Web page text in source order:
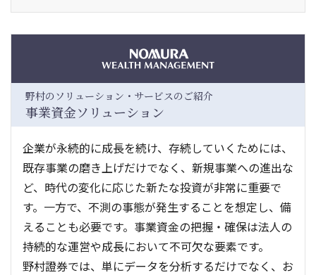
野村のソリューション・サービスのご紹介
事業資金ソリューション
企業が永続的に成長を続け、存続していくためには、
既存事業の磨き上げだけでなく、新規事業への進出な
ど、時代の変化に応じた新たな投資が非常に重要で
す。一方で、不測の事態が発生することを想定し、備
えることも必要です。事業資金の把握・確保は法人の
持続的な運営や成長において不可欠な要素です。
野村證券では、単にデータを分析するだけでなく、お